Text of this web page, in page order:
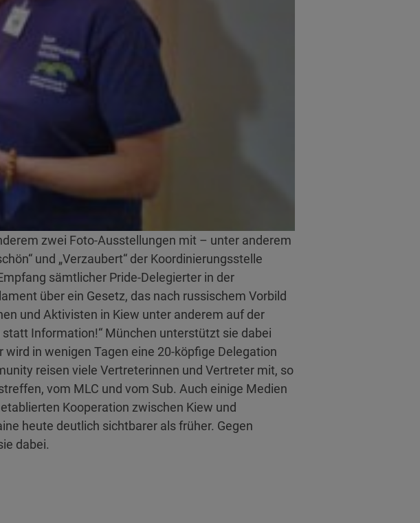
zwei Foto-Ausstellungen mit – unter anderem
und „Verzaubert“ der Koordinierungsstelle
sämtlicher Pride-Delegierter in der
über ein Gesetz, das nach russischem Vorbild
und Aktivisten in Kiew unter anderem auf der
Information!“ München unterstützt sie dabei
in wenigen Tagen eine 20-köpfige Delegation
reisen viele Vertreterinnen und Vertreter mit, so
vom MLC und vom Sub. Auch einige Medien
Kooperation zwischen Kiew und
heute deutlich sichtbarer als früher. Gegen
dabei.